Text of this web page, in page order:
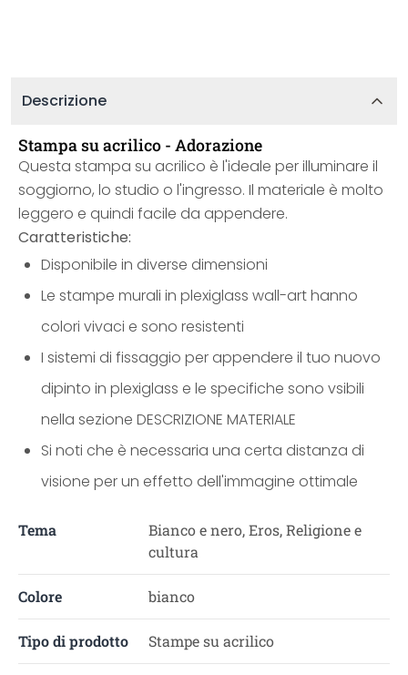
Descrizione
Stampa su acrilico - Adorazione
Questa stampa su acrilico è l'ideale per illuminare il
soggiorno, lo studio o l'ingresso. Il materiale è molto
leggero e quindi facile da appendere.
Caratteristiche:
Disponibile in diverse dimensioni
Le stampe murali in plexiglass wall-art hanno
colori vivaci e sono resistenti
I sistemi di fissaggio per appendere il tuo nuovo
dipinto in plexiglass e le specifiche sono vsibili
nella sezione DESCRIZIONE MATERIALE
Si noti che è necessaria una certa distanza di
visione per un effetto dell'immagine ottimale
Tema
Bianco e nero, Eros, Religione e
cultura
Colore bianco
Tipo di prodotto Stampe su acrilico